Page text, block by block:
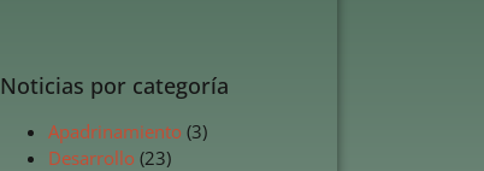
Noticias por categoría
Apadrinamiento (3)
Desarrollo (23)